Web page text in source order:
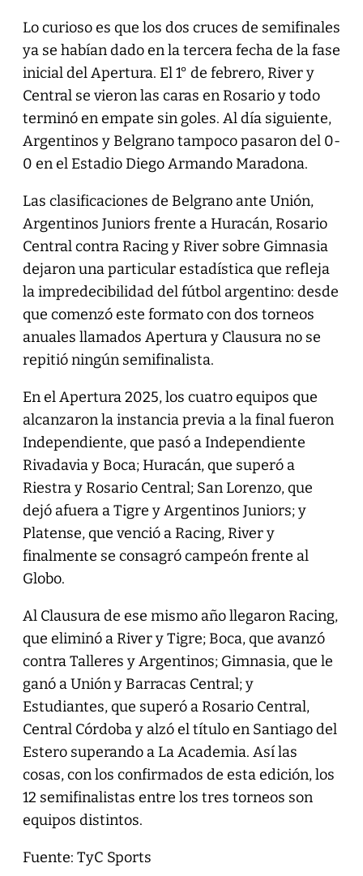
Lo curioso es que los dos cruces de semifinales
ya se habían dado en la tercera fecha de la fase
inicial del Apertura. El 1° de febrero, River y
Central se vieron las caras en Rosario y todo
terminó en empate sin goles. Al día siguiente,
Argentinos y Belgrano tampoco pasaron del 0-
0 en el Estadio Diego Armando Maradona.
Las clasificaciones de Belgrano ante Unión,
Argentinos Juniors frente a Huracán, Rosario
Central contra Racing y River sobre Gimnasia
dejaron una particular estadística que refleja
la impredecibilidad del fútbol argentino: desde
que comenzó este formato con dos torneos
anuales llamados Apertura y Clausura no se
repitió ningún semifinalista.
En el Apertura 2025, los cuatro equipos que
alcanzaron la instancia previa a la final fueron
Independiente, que pasó a Independiente
Rivadavia y Boca; Huracán, que superó a
Riestra y Rosario Central; San Lorenzo, que
dejó afuera a Tigre y Argentinos Juniors; y
Platense, que venció a Racing, River y
finalmente se consagró campeón frente al
Globo.
Al Clausura de ese mismo año llegaron Racing,
que eliminó a River y Tigre; Boca, que avanzó
contra Talleres y Argentinos; Gimnasia, que le
ganó a Unión y Barracas Central; y
Estudiantes, que superó a Rosario Central,
Central Córdoba y alzó el título en Santiago del
Estero superando a La Academia. Así las
cosas, con los confirmados de esta edición, los
12 semifinalistas entre los tres torneos son
equipos distintos.
Fuente: TyC Sports